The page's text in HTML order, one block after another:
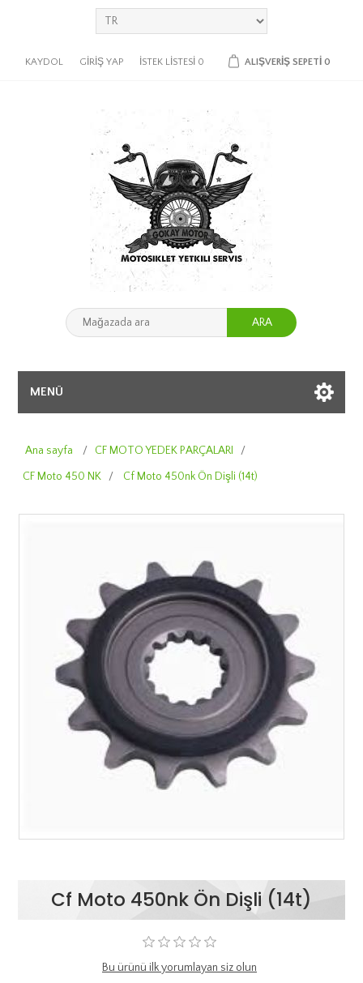
KAYDOL GIRIŞ YAP İSTEK LISTESI 0 ALIŞVERIŞ SEPETI 0
ARA
MENÜ
Ana sayfa / CF MOTO YEDEK PARÇALARI
/
CF Moto 450 NK
/ Cf Moto 450nk Ön Dişli (14t)
Cf Moto 450nk Ön Dişli (14t)
Bu ürünü ilk yorumlayan siz olun